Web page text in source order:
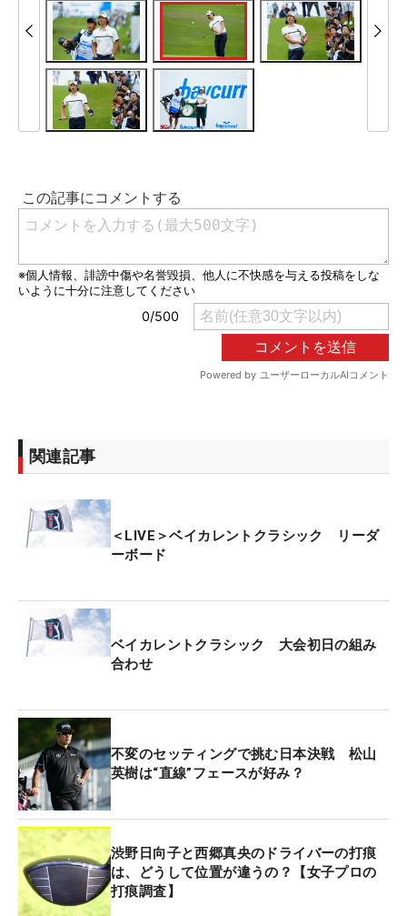
関連記事
＜LIVE＞ベイカレントクラシック リーダ
ーボード
ベイカレントクラシック 大会初日の組み
合わせ
不変のセッティングで挑む日本決戦 松山
英樹は“直線”フェースが好み？
渋野日向子と西郷真央のドライバーの打痕
は、どうして位置が違うの？【女子プロの
打痕調査】